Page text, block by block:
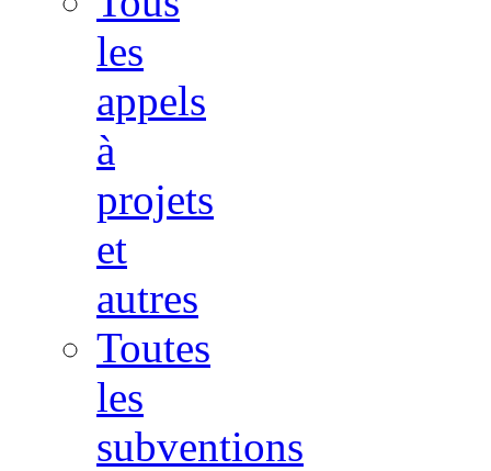
les
appels
à
projets
et
autres
Toutes
les
subventions